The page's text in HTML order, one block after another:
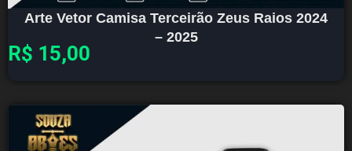
Arte Vetor Camisa Terceirão Zeus Raios 2024
– 2025
R$ 15,00